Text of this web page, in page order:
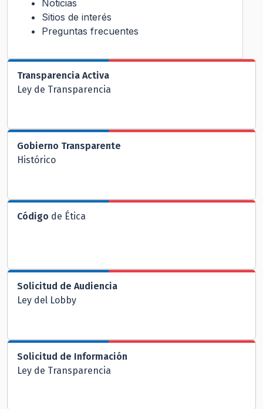
Noticias
Sitios de interés
Preguntas frecuentes
Transparencia Activa
Ley de Transparencia
Gobierno Transparente
Histórico
Código de Ética
Solicitud de Audiencia
Ley del Lobby
Solicitud de Información
Ley de Transparencia